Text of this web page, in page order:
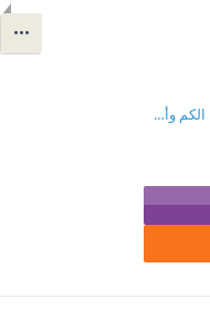
طبيعة العالم الفيزيائي -النظرية النسبية ونظرية الكم وأسئلة الانسان الكبرى-